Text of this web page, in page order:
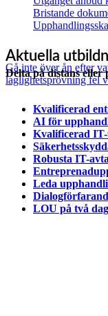
Gå inte över ån efter
laglighetsprövning fel
Bristande
Aktuella
Delta på distans
Kvalificerad
AI för
Kvalificerad
Robusta IT-
Leda
LOU på två